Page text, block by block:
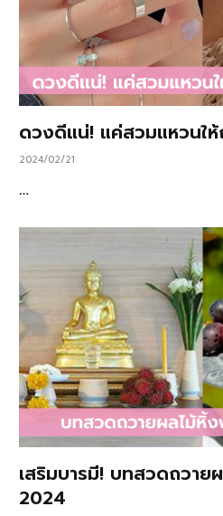
ดวงดีแน่! แค่สวมแหวนให้
2024/02/21
…
เสริมบารมี! บทสวดถวาย
2024